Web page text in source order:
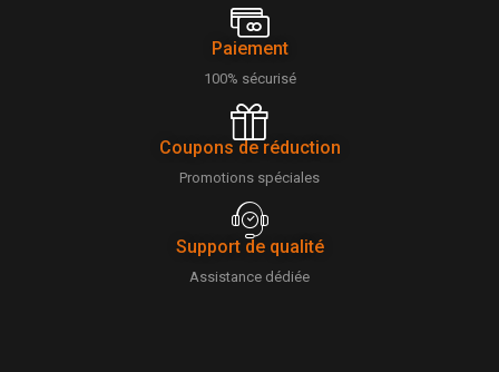
Paiement
100% sécurisé
Coupons de réduction
Promotions spéciales
Support de qualité
Assistance dédiée